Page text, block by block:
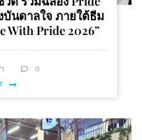
บันดาลใจ ภายใต้ธีม
With Pride 2026”
0